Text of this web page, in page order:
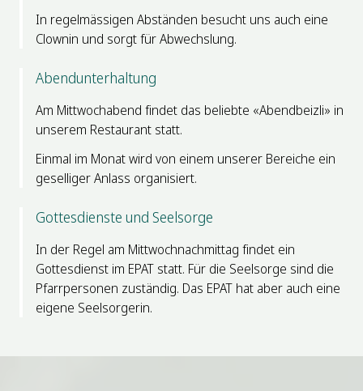
In regelmässigen Abständen besucht uns auch eine
Clownin und sorgt für Abwechslung.
Abendunterhaltung
Am Mittwochabend findet das beliebte «Abendbeizli» in
unserem Restaurant statt.
Einmal im Monat wird von einem unserer Bereiche ein
geselliger Anlass organisiert.
Gottesdienste und Seelsorge
In der Regel am Mittwochnachmittag findet ein
Gottesdienst im EPAT statt. Für die Seelsorge sind die
Pfarrpersonen zuständig. Das EPAT hat aber auch eine
eigene Seelsorgerin.